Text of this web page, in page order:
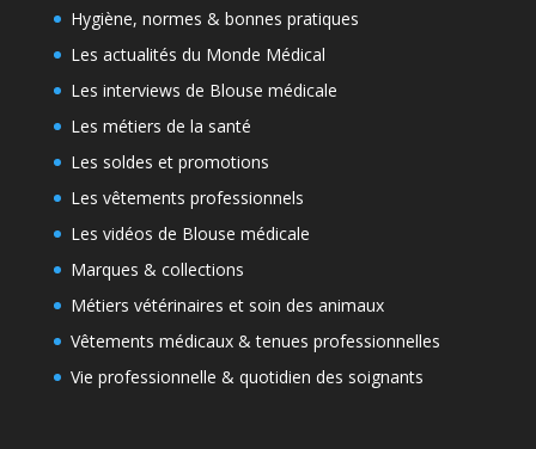
Hygiène, normes & bonnes pratiques
Les actualités du Monde Médical
Les interviews de Blouse médicale
Les métiers de la santé
Les soldes et promotions
Les vêtements professionnels
Les vidéos de Blouse médicale
Marques & collections
Métiers vétérinaires et soin des animaux
Vêtements médicaux & tenues professionnelles
Vie professionnelle & quotidien des soignants